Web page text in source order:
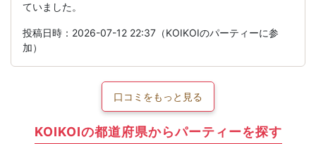
ていました。
投稿日時：2026-07-12 22:37（KOIKOIのパーティーに参
加）
口コミをもっと見る
KOIKOIの都道府県からパーティーを探す